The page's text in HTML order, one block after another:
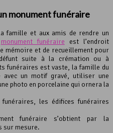
monument funéraire
famille et aux amis de rendre un
monument funéraire est l’endroit
mémoire et de recueillement pour
suite à la crémation ou à
funéraires est vaste, la famille du
un motif gravé, utiliser une
photo en porcelaine qui ornera la
les édifices funéraires
funéraire s’obtient par la
sur mesure.